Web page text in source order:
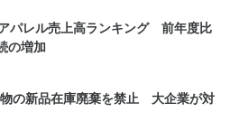
パレル売上高ランキング 前年度比
の増加
の新品在庫廃棄を禁止 大企業が対